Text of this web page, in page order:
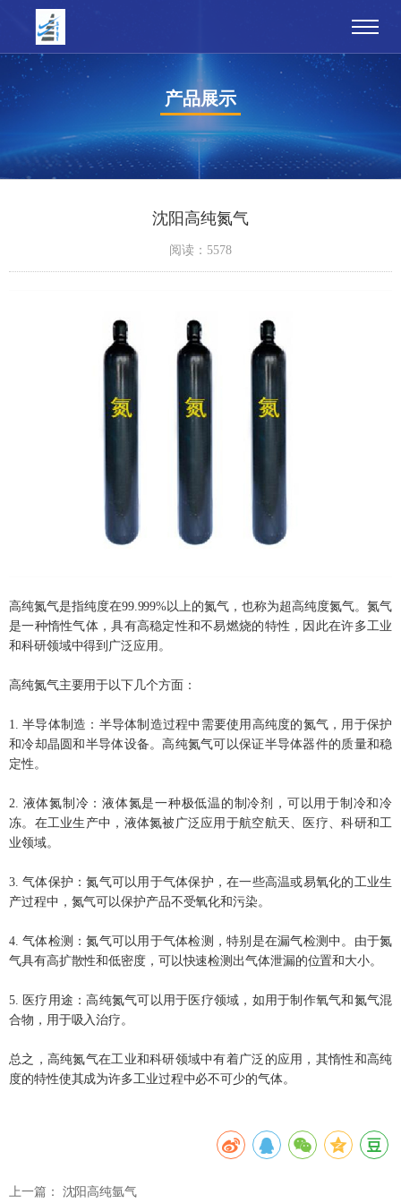
产品展示
沈阳高纯氮气
阅读：5578
高纯氮气是指纯度在99.999%以上的氮气，也称为超高纯度氮气。氮气
是一种惰性气体，具有高稳定性和不易燃烧的特性，因此在许多工业
和科研领域中得到广泛应用。
高纯氮气主要用于以下几个方面：
1. 半导体制造：半导体制造过程中需要使用高纯度的氮气，用于保护
和冷却晶圆和半导体设备。高纯氮气可以保证半导体器件的质量和稳
定性。
2. 液体氮制冷：液体氮是一种极低温的制冷剂，可以用于制冷和冷
冻。在工业生产中，液体氮被广泛应用于航空航天、医疗、科研和工
业领域。
3. 气体保护：氮气可以用于气体保护，在一些高温或易氧化的工业生
产过程中，氮气可以保护产品不受氧化和污染。
4. 气体检测：氮气可以用于气体检测，特别是在漏气检测中。由于氮
气具有高扩散性和低密度，可以快速检测出气体泄漏的位置和大小。
5. 医疗用途：高纯氮气可以用于医疗领域，如用于制作氧气和氮气混
合物，用于吸入治疗。
总之，高纯氮气在工业和科研领域中有着广泛的应用，其惰性和高纯
度的特性使其成为许多工业过程中必不可少的气体。
上一篇： 沈阳高纯氩气